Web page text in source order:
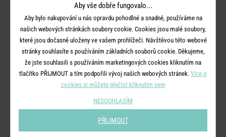
249 Kč 179 Kč
Aby vše dobře fungovalo...
Aby bylo nakupování u nás opravdu pohodlné a snadné, používáme na
našich webových stránkách soubory cookie. Cookies jsou malé soubory,
které jsou dočasně uloženy ve vašem prohlížeči. Návštěvou této webové
stránky souhlasíte s používáním základních souborů cookie. Děkujeme,
že jste souhlasili s používáním marketingových cookies kliknutím na
tlačítko PŘIJMOUT a tím podpořili vývoj našich webových stránek. Více o
cookies si můžete přečíst kliknutím sem
NESOUHLASÍM
PŘIJMOUT